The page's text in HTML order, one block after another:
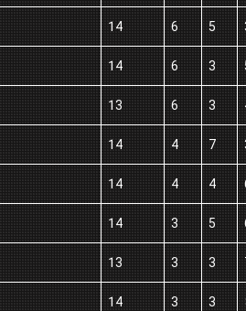
14 6 5
14 6 3
13 6 3
14 4 7
14 4 4
14 3 5
13 3 3
14 3 3